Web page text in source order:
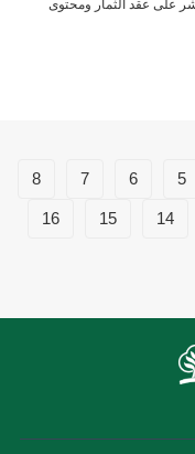
على عقد الثمار ومحتوى
5
6
7
8
14
15
16